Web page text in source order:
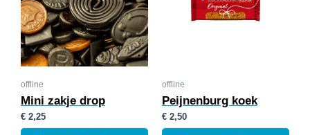
offline
Mini zakje drop
€ 2,25
offline
Peijnenburg koek
€ 2,50